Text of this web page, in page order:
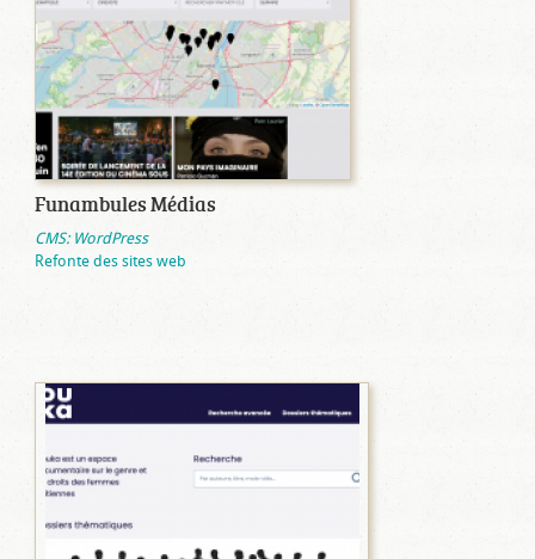
Funambules Médias
CMS: WordPress
Refonte des sites web